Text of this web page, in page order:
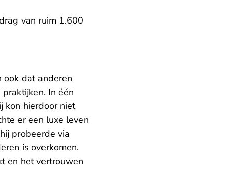
van ruim 1.600
dat anderen
In één
kon hierdoor niet
er een luxe leven
probeerde via
is overkomen.
en het vertrouwen